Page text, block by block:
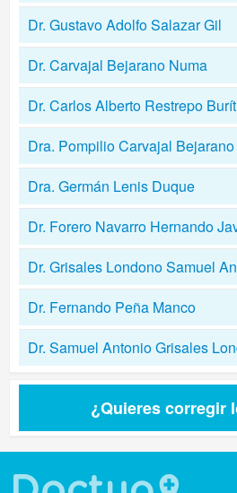
Dr. Gustavo Adolfo Salazar Gil
Dr. Carvajal Bejarano Numa
Dr. Carlos Alberto Restrepo
Dra. Pompilio Carvajal
Dra. Germán Lenis Duque
Dr. Forero Navarro Hernando
Dr. Grisales Londono Samuel
Dr. Fernando Peña Manco
Dr. Samuel Antonio Grisales
¿Quieres corregir